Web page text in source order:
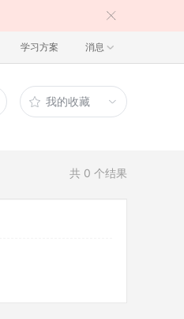
学习方案 消息
我的收藏
共 0 个结果